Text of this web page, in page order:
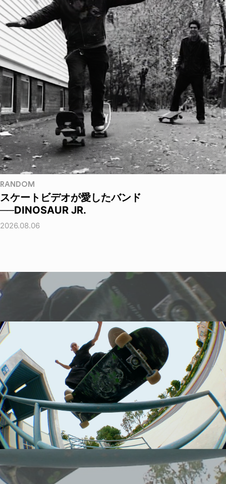
RANDOM
スケートビデオが愛したバンド
──DINOSAUR JR.
2026.08.06